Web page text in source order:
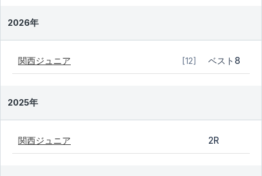
2026年
関西ジュニア [12] ベスト8
2025年
関西ジュニア 2R